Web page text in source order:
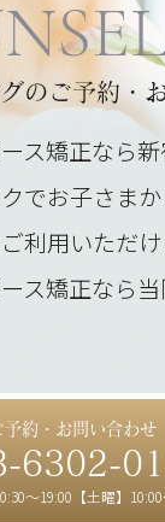
のご予約・
ス矯正なら
でお子さま
利用いただけ
ス矯正なら当
予約・お問い合わせ
6302-
～19:00【土曜】